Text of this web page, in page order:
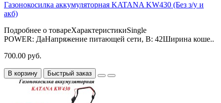
Газонокосилка аккумуляторная KATANA KW430 (Без з/у и
акб)
Подробнее о товареХарактеристикиSingle
POWER: ДаНапряжение питающей сети, В: 42Ширина коше..
700.00 руб.
В корзину Быстрый заказ